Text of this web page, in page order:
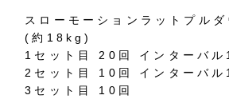
スローモーションラットプル
(約18kg)
1セット目 20回 インターバル
2セット目 10回 インターバル
3セット目 10回